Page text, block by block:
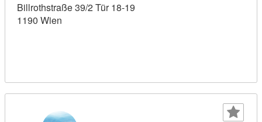
Billrothstraße 39/2 Tür 18-19
1190 Wien